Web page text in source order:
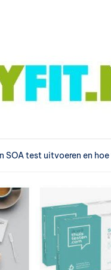
SOA test uitvoeren en